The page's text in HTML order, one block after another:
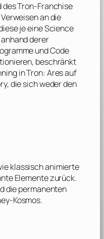
Tron-Franchise
an die
je eine Science
derer
und Code
beschränkt
in Tron: Ares auf
die sich weder den
klassisch animierte
Elemente zurück.
die permanenten
Kosmos.